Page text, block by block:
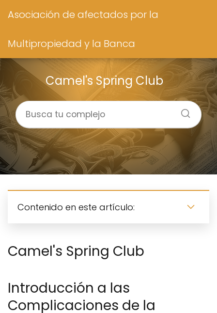
Asociación de afectados por la
Multipropiedad y la Banca
Camel's Spring Club
Contenido en este artículo:
Camel's Spring Club
Introducción a las
Complicaciones de la